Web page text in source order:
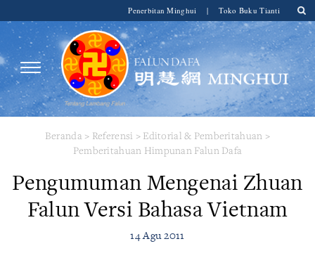
Penerbitan Minghui | Toko Buku Tianti
Beranda > Referensi > Editorial & Pemberitahuan >
Pemberitahuan Himpunan Falun Dafa
Pengumuman Mengenai Zhuan
Falun Versi Bahasa Vietnam
14 Agu 2011